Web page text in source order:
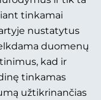
tinkamai
nustatytus
duomenų
kad ir
tinkamas
užtikrinančias